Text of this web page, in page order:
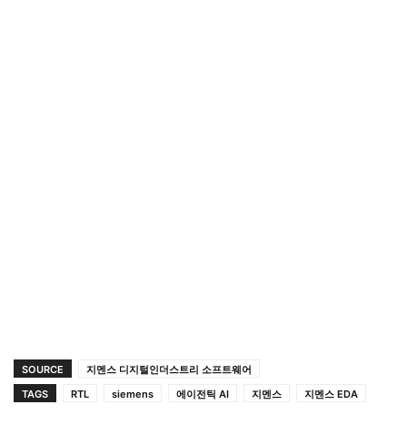
SOURCE
지멘스 디지털인더스트리 소프트웨어
TAGS
RTL siemens 에이전틱 AI 지멘스 지멘스 EDA